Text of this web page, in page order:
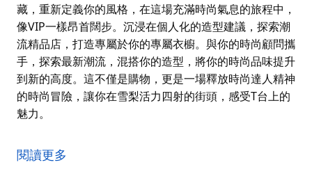
藏，重新定義你的風格，在這場充滿時尚氣息的旅程中，
像VIP一樣昂首闊步。沉浸在個人化的造型建議，探索潮
流精品店，打造專屬於你的專屬衣櫥。與你的時尚顧問攜
手，探索最新潮流，混搭你的造型，將你的時尚品味提升
到新的高度。這不僅是購物，更是一場釋放時尚達人精神
的時尚冒險，讓你在雪梨活力四射的街頭，感受T台上的
魅力。
劃一場專屬購物狂歡。揭開這座城市鮮為人知的時尚寶
藏，重新定義你的風格，在這場充滿時尚氣息的旅程中，
閱讀更多